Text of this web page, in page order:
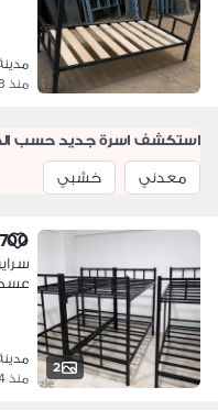
منذ 3 أيام
استكشف اسرة جديد حسب
معدني
خشبي
2
منذ 4 أيام